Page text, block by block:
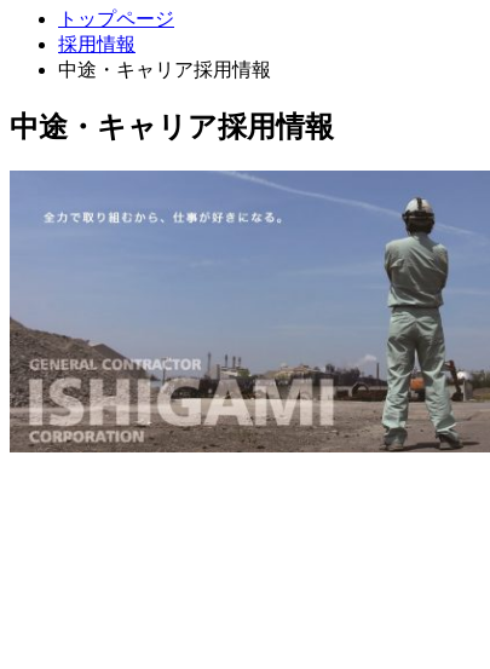
トップページ
採用情報
中途・キャリア採用情報
中途・キャリア採用情報